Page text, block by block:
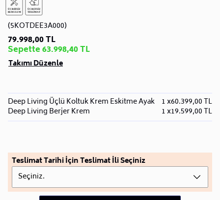
(5KOTDEE3A000)
79.998,00 TL
Sepette 63.998,40 TL
Takımı Düzenle
Deep Living Üçlü Koltuk Krem Eskitme Ayak 1 x60.399,00 TL
Deep Living Berjer Krem
1 x19.599,00 TL
Teslimat Tarihi İçin Teslimat İli Seçiniz
Seçiniz.